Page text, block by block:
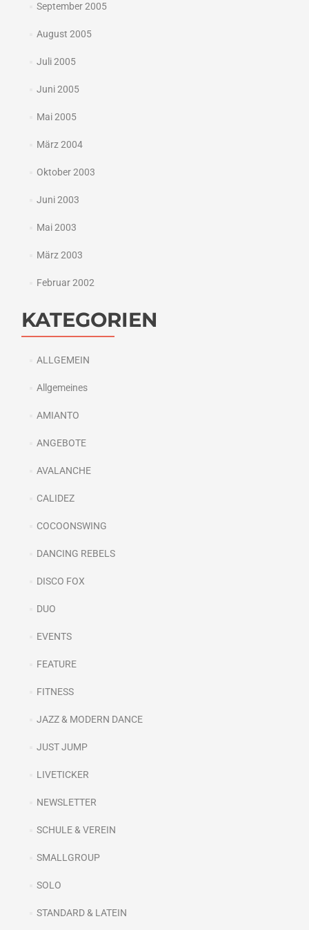
September 2005
August 2005
Juli 2005
Juni 2005
Mai 2005
März 2004
Oktober 2003
Juni 2003
Mai 2003
März 2003
Februar 2002
KATEGORIEN
ALLGEMEIN
Allgemeines
AMIANTO
ANGEBOTE
AVALANCHE
CALIDEZ
COCOONSWING
DANCING REBELS
DISCO FOX
DUO
EVENTS
FEATURE
FITNESS
JAZZ & MODERN DANCE
JUST JUMP
LIVETICKER
NEWSLETTER
SCHULE & VEREIN
SMALLGROUP
SOLO
STANDARD & LATEIN